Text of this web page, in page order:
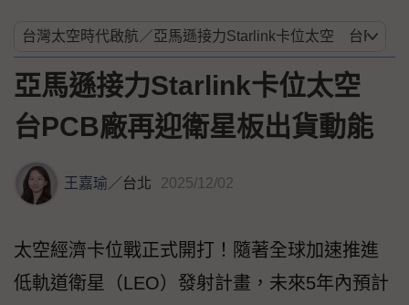
亞馬遜接力Starlink卡位太空
台PCB廠再迎衛星板出貨動能
王嘉瑜／台北 2025/12/02
太空經濟卡位戰正式開打！隨著全球加速推進
低軌道衛星（LEO）發射計畫，未來5年內預計